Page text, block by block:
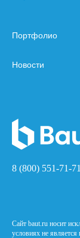
Портфолио
Новости
8 (800) 551-71-71
Сайт baut.ru носит
условиях не